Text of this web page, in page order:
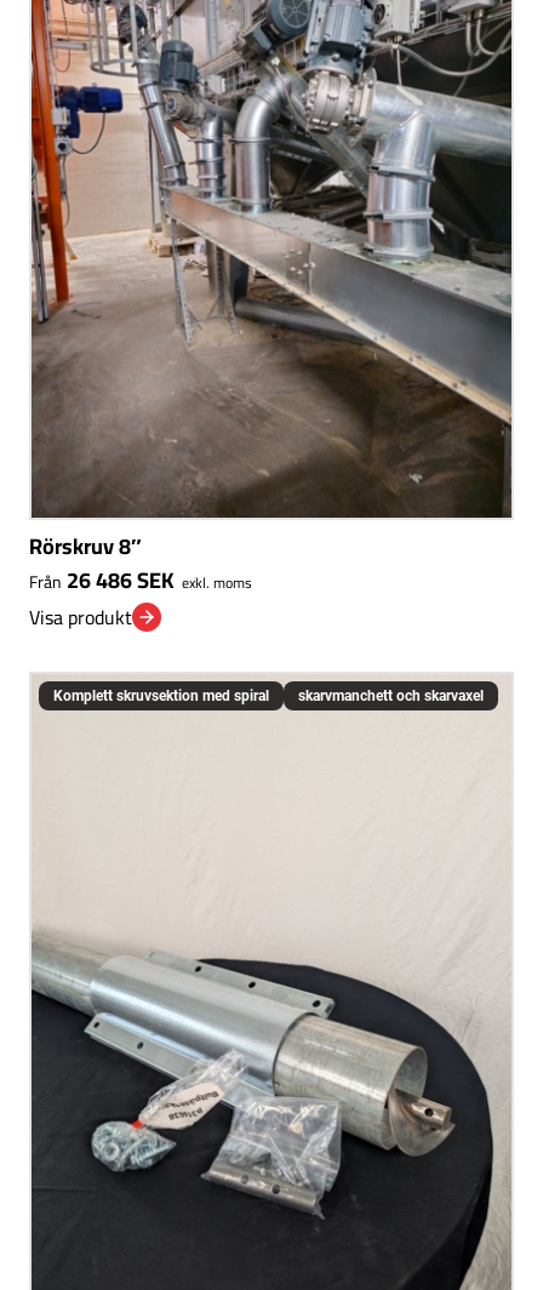
Rörskruv 8″
Från 26 486SEK exkl. moms
Visa produkt
Komplett skruvsektion med spiral skarvmanchett och skarvaxel